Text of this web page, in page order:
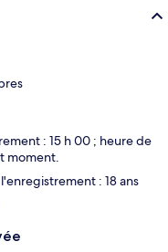
: 15 h 00 ; heure de
moment.
: 18 ans